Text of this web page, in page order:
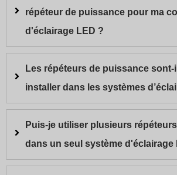
répéteur de puissance pour ma
d'éclairage LED ?
Les répéteurs de puissance sont-
installer dans les systèmes
Puis-je utiliser plusieurs
dans un seul système d'éclairage